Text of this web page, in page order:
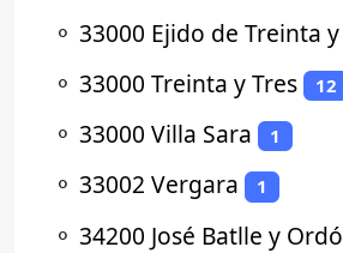
⚬ 33000 Ejido de Treinta
⚬ 33000 Treinta y Tres 12
⚬ 33000 Villa Sara 1
⚬ 33002 Vergara 1
⚬ 34200 José Batlle y